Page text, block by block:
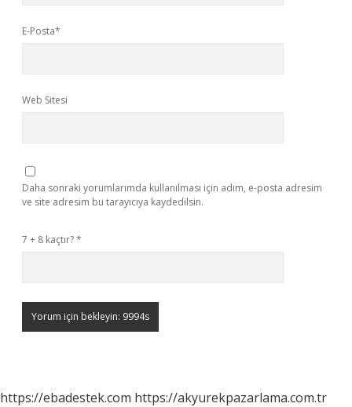
E-Posta*
Web Sitesi
Daha sonraki yorumlarımda kullanılması için adım, e-posta adresim
ve site adresim bu tarayıcıya kaydedilsin.
7 + 8 kaçtır?*
https://ebadestek.com https://akyurekpazarlama.com.tr